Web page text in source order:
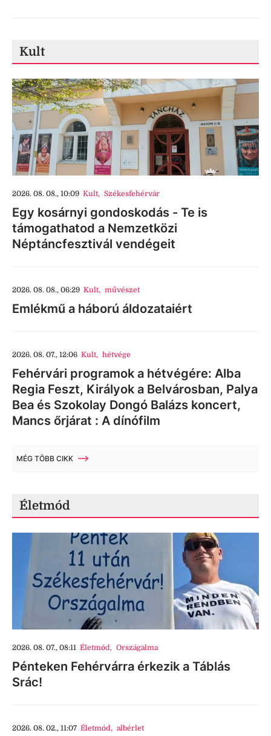
Kult
2026. 08. 08., 10:09 Kult, Székesfehérvár
Egy kosárnyi gondoskodás - Te is
támogathatod a Nemzetközi
Néptáncfesztivál vendégeit
2026. 08. 08., 06:29 Kult, művészet
Emlékmű a háború áldozataiért
2026. 08. 07., 12:06 Kult, hétvége
Fehérvári programok a hétvégére: Alba
Regia Feszt, Királyok a Belvárosban, Palya
Bea és Szokolay Dongó Balázs koncert,
Mancs őrjárat : A dínófilm
MÉG TÖBB CIKK
Életmód
2026. 08. 07., 08:11 Életmód, Országalma
Pénteken Fehérvárra érkezik a Táblás
Srác!
2026. 08. 02., 11:07 Életmód, albérlet